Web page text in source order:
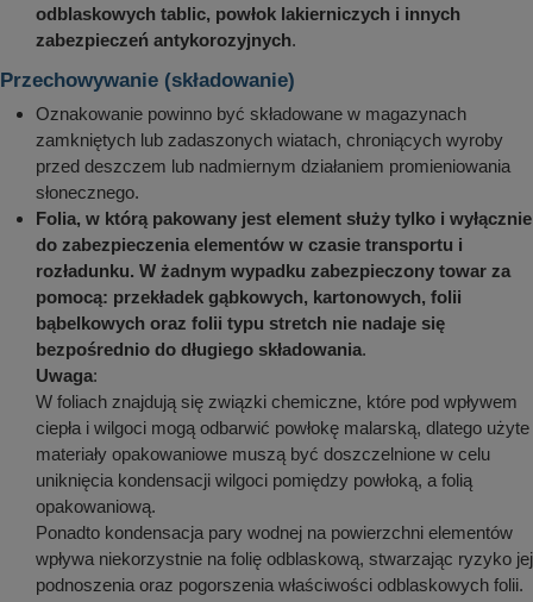
odblaskowych tablic, powłok lakierniczych i innych
zabezpieczeń antykorozyjnych.
Przechowywanie (składowanie)
Oznakowanie powinno być składowane w magazynach
zamkniętych lub zadaszonych wiatach, chroniących wyroby
przed deszczem lub nadmiernym działaniem promieniowania
słonecznego.
Folia, w którą pakowany jest element służy tylko i wyłącznie
do zabezpieczenia elementów w czasie transportu i
rozładunku. W żadnym wypadku zabezpieczony towar za
pomocą: przekładek gąbkowych, kartonowych, folii
bąbelkowych oraz folii typu stretch nie nadaje się
bezpośrednio do długiego składowania.
Uwaga:
W foliach znajdują się związki chemiczne, które pod wpływem
ciepła i wilgoci mogą odbarwić powłokę malarską, dlatego użyte
materiały opakowaniowe muszą być doszczelnione w celu
uniknięcia kondensacji wilgoci pomiędzy powłoką, a folią
opakowaniową.
Ponadto kondensacja pary wodnej na powierzchni elementów
wpływa niekorzystnie na folię odblaskową, stwarzając ryzyko jej
podnoszenia oraz pogorszenia właściwości odblaskowych folii.